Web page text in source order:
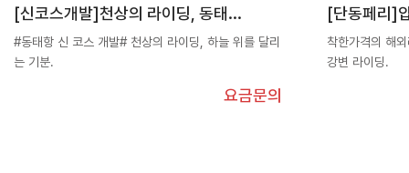
[신코스개발]천상의 라이딩, 동태...
#동태항 신 코스 개발# 천상의 라이딩, 하늘 위를 달리
는 기분.
요금문의
[단동페리]
착한가격의 해
강변 라이딩.